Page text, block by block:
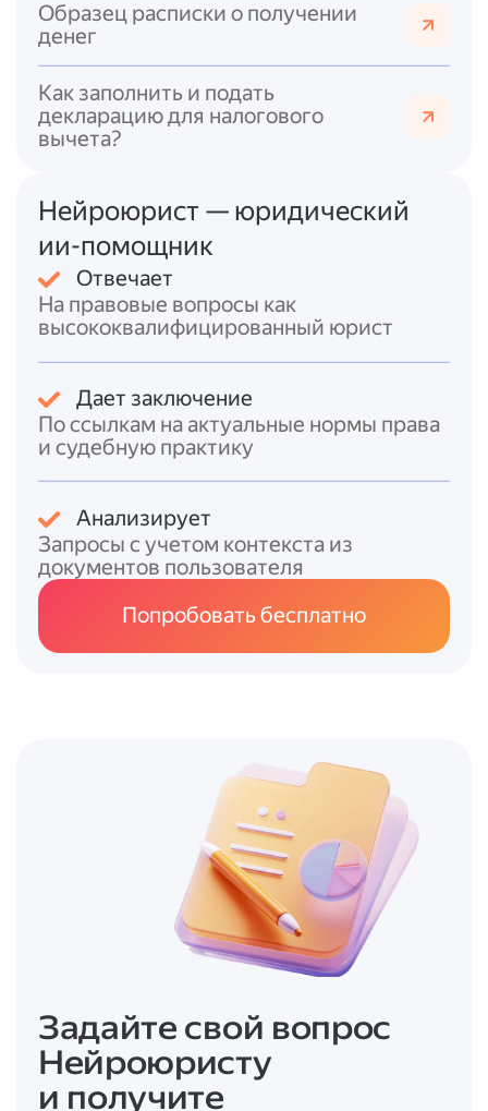
должность, оклад, надбавки, удержания,
итоговая сумма к выплате);
- подписи ответственных лиц (бухгалтера,
кассира);
- печать организации (при наличии).
ФИО
сотрудника
Табельный
номер
Оклад
Иванов И.
И.
001 Менеджер
000
002 Бухгалтер —
Обратите внимание: формат и состав
полей могут варьироваться в зависимости
от учётной политики организации и
требований законодательства.
Образец расписки о получении
денег
Как заполнить и подать
декларацию для налогового
вычета?
Нейроюрист — юридический
ии-помощник
Отвечает
На правовые вопросы как
высококвалифицированный юрист
Дает заключение
По ссылкам на актуальные нормы права
и судебную практику
Анализирует
Запросы с учетом контекста из
документов пользователя
Попробовать бесплатно
Задайте свой вопрос
Нейроюристу
и получите